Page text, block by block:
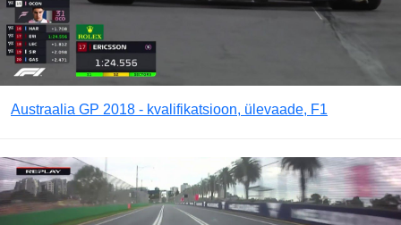
Austraalia GP 2018 - kvalifikatsioon, ülevaade, F1